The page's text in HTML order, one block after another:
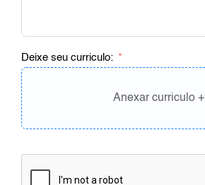
Deixe seu curriculo:
Anexar curriculo +